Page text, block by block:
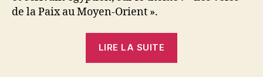
de la Paix au Moyen-Orient ».
LIRE LA SUITE